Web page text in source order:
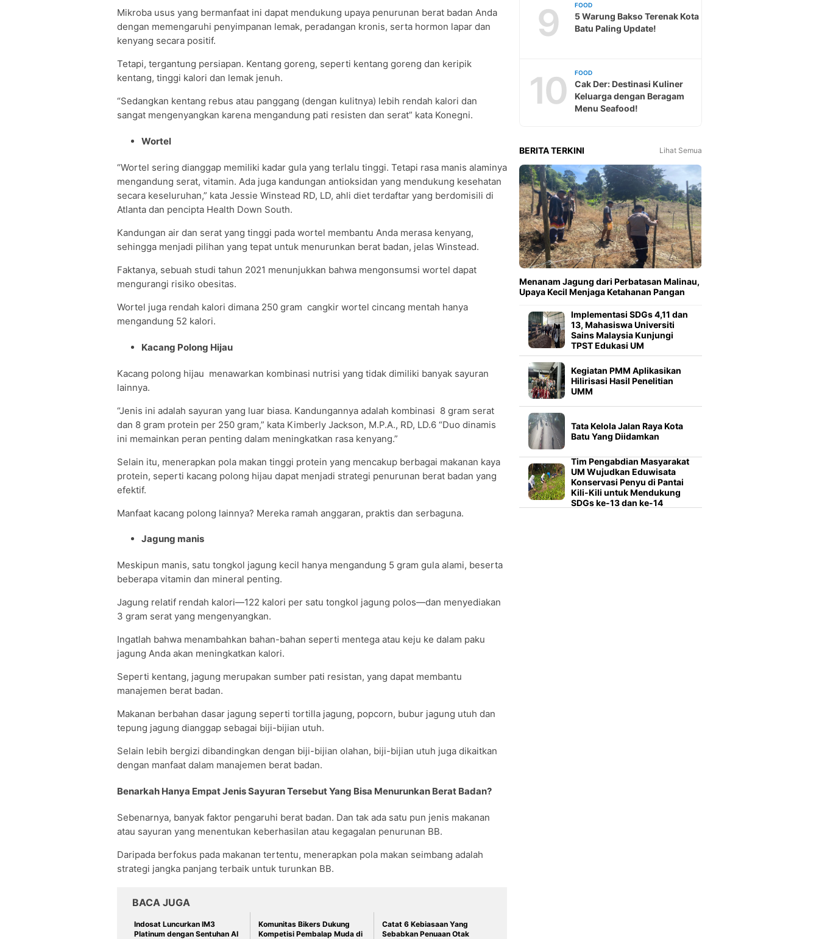
Mikroba usus yang bermanfaat ini dapat mendukung upaya penurunan berat badan Anda
dengan memengaruhi penyimpanan lemak, peradangan kronis, serta hormon lapar dan
kenyang secara positif.
Tetapi, tergantung persiapan. Kentang goreng, seperti kentang goreng dan keripik
kentang, tinggi kalori dan lemak jenuh.
“Sedangkan kentang rebus atau panggang (dengan kulitnya) lebih rendah kalori dan
sangat mengenyangkan karena mengandung pati resisten dan serat” kata Konegni.
Wortel
“Wortel sering dianggap memiliki kadar gula yang terlalu tinggi. Tetapi rasa manis alaminya
mengandung serat, vitamin. Ada juga kandungan antioksidan yang mendukung kesehatan
secara keseluruhan,” kata Jessie Winstead RD, LD, ahli diet terdaftar yang berdomisili di
Atlanta dan pencipta Health Down South.
Kandungan air dan serat yang tinggi pada wortel membantu Anda merasa kenyang,
sehingga menjadi pilihan yang tepat untuk menurunkan berat badan, jelas Winstead.
Faktanya, sebuah studi tahun 2021 menunjukkan bahwa mengonsumsi wortel dapat
mengurangi risiko obesitas.
Wortel juga rendah kalori dimana 250 gram cangkir wortel cincang mentah hanya
mengandung 52 kalori.
Kacang Polong Hijau
Kacang polong hijau menawarkan kombinasi nutrisi yang tidak dimiliki banyak sayuran
lainnya.
“Jenis ini adalah sayuran yang luar biasa. Kandungannya adalah kombinasi 8 gram serat
dan 8 gram protein per 250 gram,” kata Kimberly Jackson, M.P.A., RD, LD.6 “Duo dinamis
ini memainkan peran penting dalam meningkatkan rasa kenyang.”
Selain itu, menerapkan pola makan tinggi protein yang mencakup berbagai makanan kaya
protein, seperti kacang polong hijau dapat menjadi strategi penurunan berat badan yang
efektif.
Manfaat kacang polong lainnya? Mereka ramah anggaran, praktis dan serbaguna.
Jagung manis
Meskipun manis, satu tongkol jagung kecil hanya mengandung 5 gram gula alami, beserta
beberapa vitamin dan mineral penting.
Jagung relatif rendah kalori—122 kalori per satu tongkol jagung polos—dan menyediakan
3 gram serat yang mengenyangkan.
Ingatlah bahwa menambahkan bahan-bahan seperti mentega atau keju ke dalam paku
jagung Anda akan meningkatkan kalori.
Seperti kentang, jagung merupakan sumber pati resistan, yang dapat membantu
manajemen berat badan.
Makanan berbahan dasar jagung seperti tortilla jagung, popcorn, bubur jagung utuh dan
tepung jagung dianggap sebagai biji-bijian utuh.
Selain lebih bergizi dibandingkan dengan biji-bijian olahan, biji-bijian utuh juga dikaitkan
dengan manfaat dalam manajemen berat badan.
Benarkah Hanya Empat Jenis Sayuran Tersebut Yang Bisa Menurunkan Berat Badan?
Sebenarnya, banyak faktor pengaruhi berat badan. Dan tak ada satu pun jenis makanan
atau sayuran yang menentukan keberhasilan atau kegagalan penurunan BB.
Daripada berfokus pada makanan tertentu, menerapkan pola makan seimbang adalah
strategi jangka panjang terbaik untuk turunkan BB.
BACA JUGA
Indosat Luncurkan IM3
Platinum dengan Sentuhan AI
Komunitas Bikers Dukung
Kompetisi Pembalap Muda di
Catat 6 Kebiasaan Yang
Sebabkan Penuaan Otak
9 FOOD
5 Warung Bakso Terenak Kota
Batu Paling Update!
10 FOOD
Cak Der: Destinasi Kuliner
Keluarga dengan Beragam
Menu Seafood!
BERITA TERKINI Lihat Semua
Menanam Jagung dari Perbatasan Malinau,
Upaya Kecil Menjaga Ketahanan Pangan
Implementasi SDGs 4,11 dan
13, Mahasiswa Universiti
Sains Malaysia Kunjungi
TPST Edukasi UM
Kegiatan PMM Aplikasikan
Hilirisasi Hasil Penelitian
UMM
Tata Kelola Jalan Raya Kota
Batu Yang Diidamkan
Tim Pengabdian Masyarakat
UM Wujudkan Eduwisata
Konservasi Penyu di Pantai
Kili-Kili untuk Mendukung
SDGs ke-13 dan ke-14